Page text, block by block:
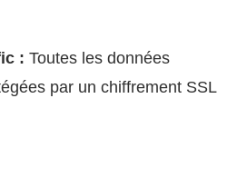
: Toutes les données
par un chiffrement SSL